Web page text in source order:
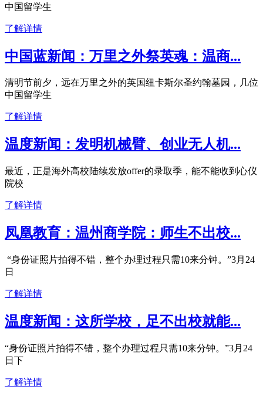
中国留学生
了解详情
中国蓝新闻：万里之外祭英魂：温商...
清明节前夕，远在万里之外的英国纽卡斯尔圣约翰墓园，几位
中国留学生
了解详情
温度新闻：发明机械臂、创业无人机...
最近，正是海外高校陆续发放offer的录取季，能不能收到心仪
院校
了解详情
凤凰教育：温州商学院：师生不出校...
“身份证照片拍得不错，整个办理过程只需10来分钟。”3月24
日
了解详情
温度新闻：这所学校，足不出校就能...
“身份证照片拍得不错，整个办理过程只需10来分钟。”3月24
日下
了解详情